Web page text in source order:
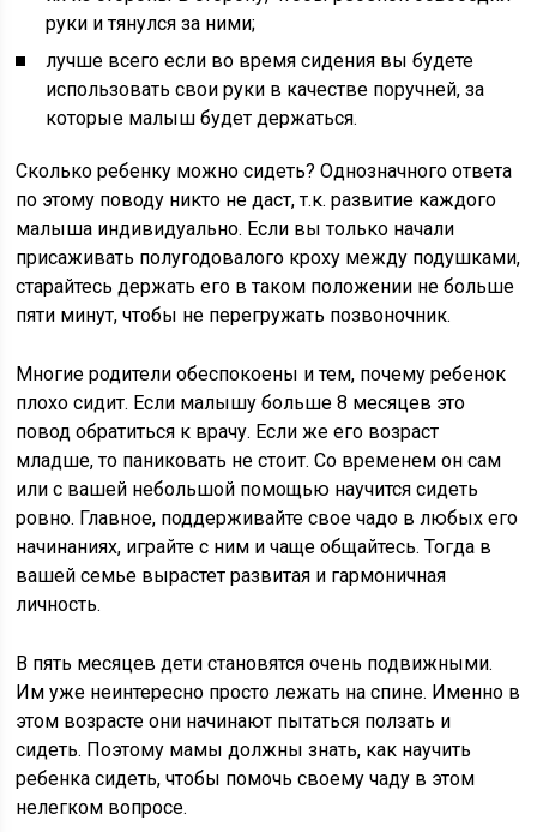
руки и тянулся за ними;
лучше всего если во время сидения вы будете
использовать свои руки в качестве поручней, за
которые малыш будет держаться.
Сколько ребенку можно сидеть? Однозначного ответа
по этому поводу никто не даст, т.к. развитие каждого
малыша индивидуально. Если вы только начали
присаживать полугодовалого кроху между подушками,
старайтесь держать его в таком положении не больше
пяти минут, чтобы не перегружать позвоночник.
Многие родители обеспокоены и тем, почему ребенок
плохо сидит. Если малышу больше 8 месяцев это
повод обратиться к врачу. Если же его возраст
младше, то паниковать не стоит. Со временем он сам
или с вашей небольшой помощью научится сидеть
ровно. Главное, поддерживайте свое чадо в любых его
начинаниях, играйте с ним и чаще общайтесь. Тогда в
вашей семье вырастет развитая и гармоничная
личность.
В пять месяцев дети становятся очень подвижными.
Им уже неинтересно просто лежать на спине. Именно в
этом возрасте они начинают пытаться ползать и
сидеть. Поэтому мамы должны знать, как научить
ребенка сидеть, чтобы помочь своему чаду в этом
нелегком вопросе.